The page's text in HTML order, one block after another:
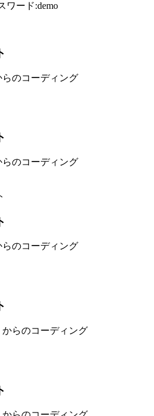
ワード:demo
のコーディング
のコーディング
のコーディング
からのコーディング